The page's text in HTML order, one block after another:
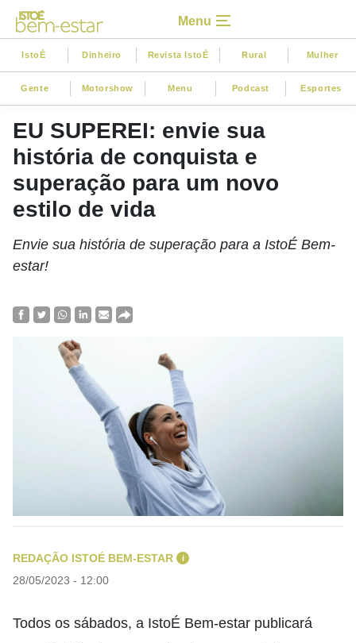
Menu
IstoÉ Dinheiro Revista IstoÉ Rural Mulher
Gente Motorshow Menu Podcast Esportes
EU SUPEREI: envie sua
história de conquista e
superação para um novo
estilo de vida
Envie sua história de superação para a IstoÉ Bem-
estar!
REDAÇÃO ISTOÉ BEM-ESTAR i
28/05/2023 - 12:00
Todos os sábados, a IstoÉ Bem-estar publicará